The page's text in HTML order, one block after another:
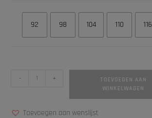
92 98 104 110 116
- +
TOEVOEGEN AAN
WINKELWAGEN
Toevoegen aan wenslijst